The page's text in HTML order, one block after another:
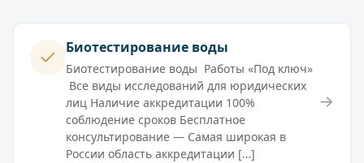
Биотестирование воды
Биотестирование воды Работы «Под ключ»
Все виды исследований для юридических
лиц Наличие аккредитации 100%
соблюдение сроков Бесплатное
консультирование — Самая широкая в
России область аккредитации […]
→